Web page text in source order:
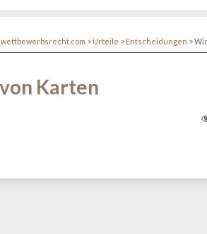
> Urteile > Entscheidungen >
Karten